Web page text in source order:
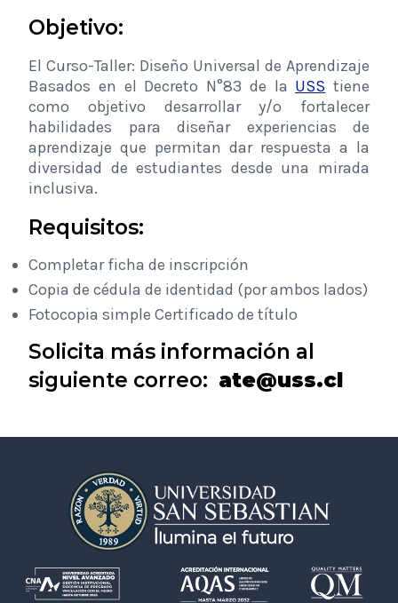
Objetivo:
El Curso-Taller: Diseño Universal de Aprendizaje
Basados en el Decreto N°83 de la USS tiene
como objetivo desarrollar y/o fortalecer
habilidades para diseñar experiencias de
aprendizaje que permitan dar respuesta a la
diversidad de estudiantes desde una mirada
inclusiva.
Requisitos:
Completar ficha de inscripción
Copia de cédula de identidad (por ambos lados)
Fotocopia simple Certificado de título
Solicita más información al
siguiente correo: ate@uss.cl